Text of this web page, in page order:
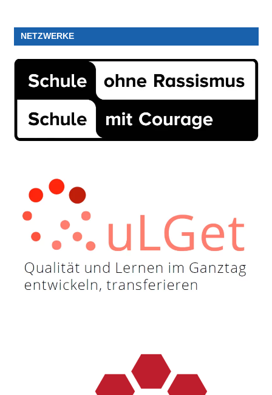
NETZWERKE